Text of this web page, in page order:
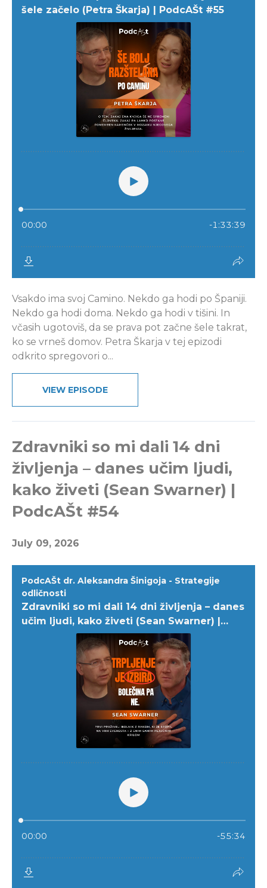
Vsakdo ima svoj Camino. Nekdo ga hodi po Španiji.
Nekdo ga hodi doma. Nekdo ga hodi v tišini. In
včasih ugotoviš, da se prava pot začne šele takrat,
ko se vrneš domov. Petra Škarja v tej epizodi
odkrito spregovori o...
VIEW EPISODE
Zdravniki so mi dali 14 dni
življenja – danes učim ljudi,
kako živeti (Sean Swarner) |
PodcAŠt #54
July 09, 2026